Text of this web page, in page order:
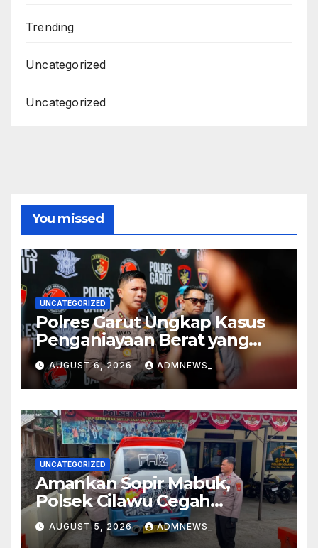
Trending
Uncategorized
Uncategorized
You missed
UNCATEGORIZED
Polres Garut Ungkap Kasus
Penganiayaan Berat yang
Mengakibatkan Korban
Meninggal Dunia
AUGUST 6, 2026 ADMNEWS_
UNCATEGORIZED
Amankan Sopir Mabuk,
Polsek Cilawu Cegah
Kecelakaan di Jalan Raya
Garut–Tasikmalaya
AUGUST 5, 2026 ADMNEWS_